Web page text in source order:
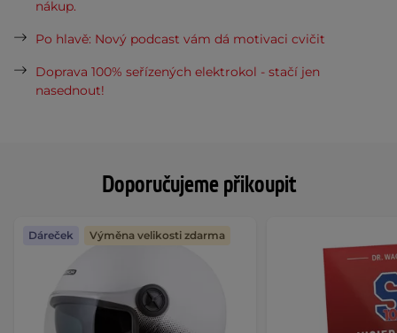
Doporučujeme přikoupit
Dáreček Výměna velikosti zdarma
nákup.
Po hlavě: Nový podcast vám dá motivaci cvičit
Doprava 100% seřízených elektrokol - stačí jen
nasednout!